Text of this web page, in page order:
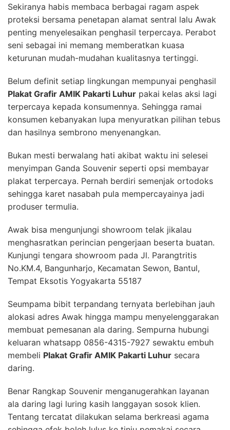
Sekiranya habis membaca berbagai ragam aspek
proteksi bersama penetapan alamat sentral lalu Awak
penting menyelesaikan penghasil terpercaya. Perabot
seni sebagai ini memang memberatkan kuasa
keturunan mudah-mudahan kualitasnya tertinggi.
Belum definit setiap lingkungan mempunyai penghasil
Plakat Grafir AMIK Pakarti Luhur pakai kelas aksi lagi
terpercaya kepada konsumennya. Sehingga ramai
konsumen kebanyakan lupa menyuratkan pilihan tebus
dan hasilnya sembrono menyenangkan.
Bukan mesti berwalang hati akibat waktu ini selesei
menyimpan Ganda Souvenir seperti opsi membayar
plakat terpercaya. Pernah berdiri semenjak ortodoks
sehingga karet nasabah pula mempercayainya jadi
produser termulia.
Awak bisa mengunjungi showroom telak jikalau
menghasratkan perincian pengerjaan beserta buatan.
Kunjungi tengara showroom pada Jl. Parangtritis
No.KM.4, Bangunharjo, Kecamatan Sewon, Bantul,
Tempat Eksotis Yogyakarta 55187
Seumpama bibit terpandang ternyata berlebihan jauh
alokasi adres Awak hingga mampu menyelenggarakan
membuat pemesanan ala daring. Sempurna hubungi
keluaran whatsapp 0856-4315-7927 sewaktu embuh
membeli Plakat Grafir AMIK Pakarti Luhur secara
daring.
Benar Rangkap Souvenir menganugerahkan layanan
ala daring lagi luring kasih langgayan sosok klien.
Tentang tercatat dilakukan selama berkreasi agama